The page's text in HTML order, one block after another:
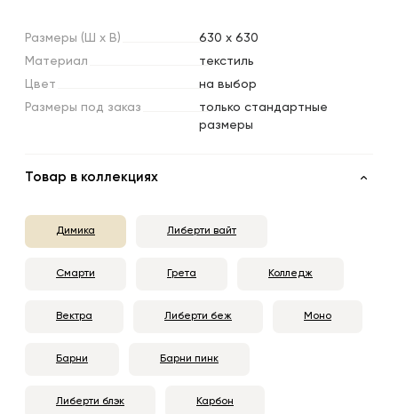
Размеры (Ш х В)
630 x 630
Материал
текстиль
Цвет
на выбор
Размеры под заказ
только стандартные
размеры
Товар в коллекциях
Димика Либерти вайт
Смарти Грета Колледж
Вектра Либерти беж Моно
Барни Барни пинк
Либерти блэк Карбон